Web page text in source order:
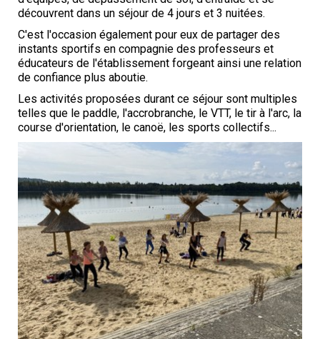
découvrent dans un séjour de 4 jours et 3 nuitées.
C'est l'occasion également pour eux de partager des
instants sportifs en compagnie des professeurs et
éducateurs de l'établissement forgeant ainsi une relation
de confiance plus aboutie.
Les activités proposées durant ce séjour sont multiples
telles que le paddle, l'accrobranche, le VTT, le tir à l'arc, la
course d'orientation, le canoë, les sports collectifs...